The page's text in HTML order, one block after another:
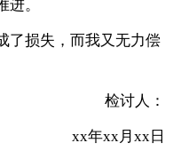
。
了损失，而我又无力偿
检讨人：
xx年xx月xx日